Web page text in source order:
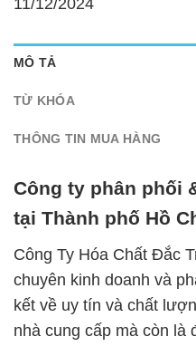
MÔ TẢ
TỪ KHÓA
THÔNG TIN MUA HÀNG
Công ty phân phối
tại Thành phố Hồ
Công Ty Hóa Chất Đắc
chuyên kinh doanh và
kết về uy tín và chất
nhà cung cấp mà còn là